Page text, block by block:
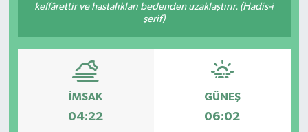
keffârettir ve hastalıkları bedenden uzaklaştırır. (Hadis-i
şerif)
İMSAK
04:22
GÜNEŞ
06:02